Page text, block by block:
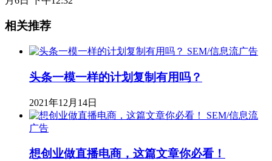
相关推荐
SEM/信息流广告
头条一模一样的计划复制有用吗？
2021年12月14日
SEM/信息流
广告
想创业做直播电商，这篇文章你必看！